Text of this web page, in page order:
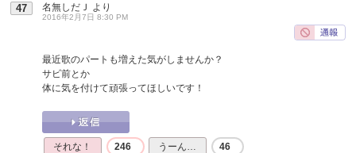
47 名無しだＪ より
2016年2月7日 8:30 PM
最近歌のパートも増えた気がしませんか？
サビ前とか
体に気を付けて頑張ってほしいです！
それな！ 246 うーん… 46